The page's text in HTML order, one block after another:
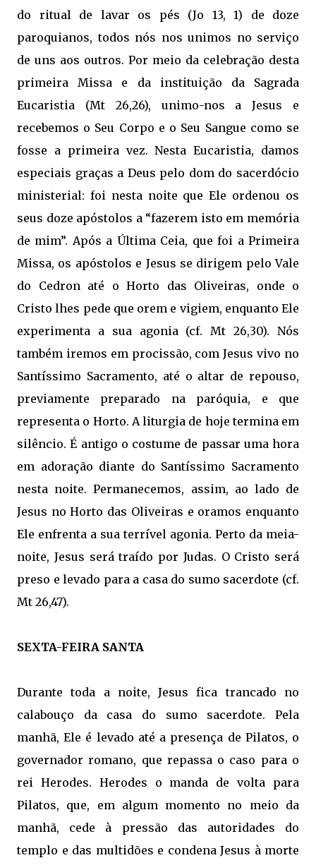
do ritual de lavar os pés (Jo 13, 1) de doze
paroquianos, todos nós nos unimos no serviço
de uns aos outros. Por meio da celebração desta
primeira Missa e da instituição da Sagrada
Eucaristia (Mt 26,26), unimo-nos a Jesus e
recebemos o Seu Corpo e o Seu Sangue como se
fosse a primeira vez. Nesta Eucaristia, damos
especiais graças a Deus pelo dom do sacerdócio
ministerial: foi nesta noite que Ele ordenou os
seus doze apóstolos a “fazerem isto em memória
de mim”. Após a Última Ceia, que foi a Primeira
Missa, os apóstolos e Jesus se dirigem pelo Vale
do Cedron até o Horto das Oliveiras, onde o
Cristo lhes pede que orem e vigiem, enquanto Ele
experimenta a sua agonia (cf. Mt 26,30). Nós
também iremos em procissão, com Jesus vivo no
Santíssimo Sacramento, até o altar de repouso,
previamente preparado na paróquia, e que
representa o Horto. A liturgia de hoje termina em
silêncio. É antigo o costume de passar uma hora
em adoração diante do Santíssimo Sacramento
nesta noite. Permanecemos, assim, ao lado de
Jesus no Horto das Oliveiras e oramos enquanto
Ele enfrenta a sua terrível agonia. Perto da meia-
noite, Jesus será traído por Judas. O Cristo será
preso e levado para a casa do sumo sacerdote (cf.
Mt 26,47).
SEXTA-FEIRA SANTA
Durante toda a noite, Jesus fica trancado no
calabouço da casa do sumo sacerdote. Pela
manhã, Ele é levado até a presença de Pilatos, o
governador romano, que repassa o caso para o
rei Herodes. Herodes o manda de volta para
Pilatos, que, em algum momento no meio da
manhã, cede à pressão das autoridades do
templo e das multidões e condena Jesus à morte